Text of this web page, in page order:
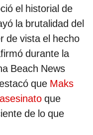
el historial de
la brutalidad del
de vista el hecho
durante la
Beach News
que Maks
que
de lo que